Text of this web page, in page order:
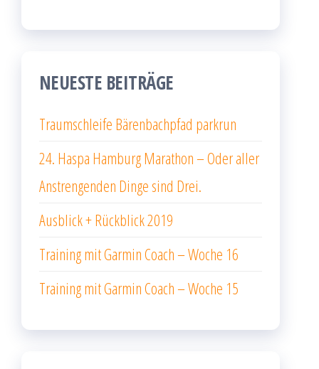
NEUESTE BEITRÄGE
Traumschleife Bärenbachpfad parkrun
24. Haspa Hamburg Marathon – Oder aller
Anstrengenden Dinge sind Drei.
Ausblick + Rückblick 2019
Training mit Garmin Coach – Woche 16
Training mit Garmin Coach – Woche 15